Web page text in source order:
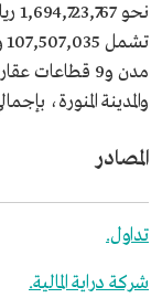
مدن و9
والمدينة المنورة، بإجمالي 1,694,723,767 ريالًا، وبنسبة إشغال
المصادر
تداول.
شركة دراية المالية.